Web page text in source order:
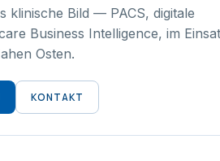
klinische Bild — PACS, digitale
Business Intelligence, im
Osten.
KONTAKT